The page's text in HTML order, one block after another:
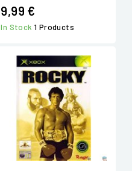
9,99 €
In Stock1 Products